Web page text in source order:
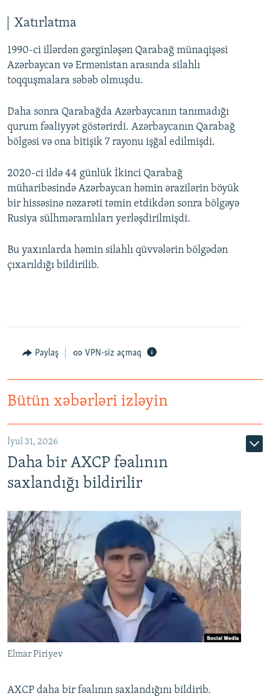
Xatırlatma
1990-ci illərdən gərginləşən Qarabağ münaqişəsi
Azərbaycan və Ermənistan arasında silahlı
toqquşmalara səbəb olmuşdu.
Daha sonra Qarabağda Azərbaycanın tanımadığı
qurum fəaliyyət göstərirdi. Azərbaycanın Qarabağ
bölgəsi və ona bitişik 7 rayonu işğal edilmişdi.
2020-ci ildə 44 günlük İkinci Qarabağ
müharibəsində Azərbaycan həmin ərazilərin böyük
bir hissəsinə nəzarəti təmin etdikdən sonra bölgəyə
Rusiya sülhməramlıları yerləşdirilmişdi.
Bu yaxınlarda həmin silahlı qüvvələrin bölgədən
çıxarıldığı bildirilib.
Paylaş VPN-siz açmaq
Bütün xəbərləri izləyin
İyul 31, 2026
Daha bir AXCP fəalının
saxlandığı bildirilir
Elmar Piriyev
AXCP daha bir fəalının saxlandığını bildirib.